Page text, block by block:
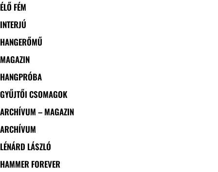
ÉLŐ FÉM
INTERJÚ
HANGERŐMŰ
MAGAZIN
HANGPRÓBA
GYŰJTŐI CSOMAGOK
ARCHÍVUM – MAGAZIN
ARCHÍVUM
LÉNÁRD LÁSZLÓ
HAMMER FOREVER